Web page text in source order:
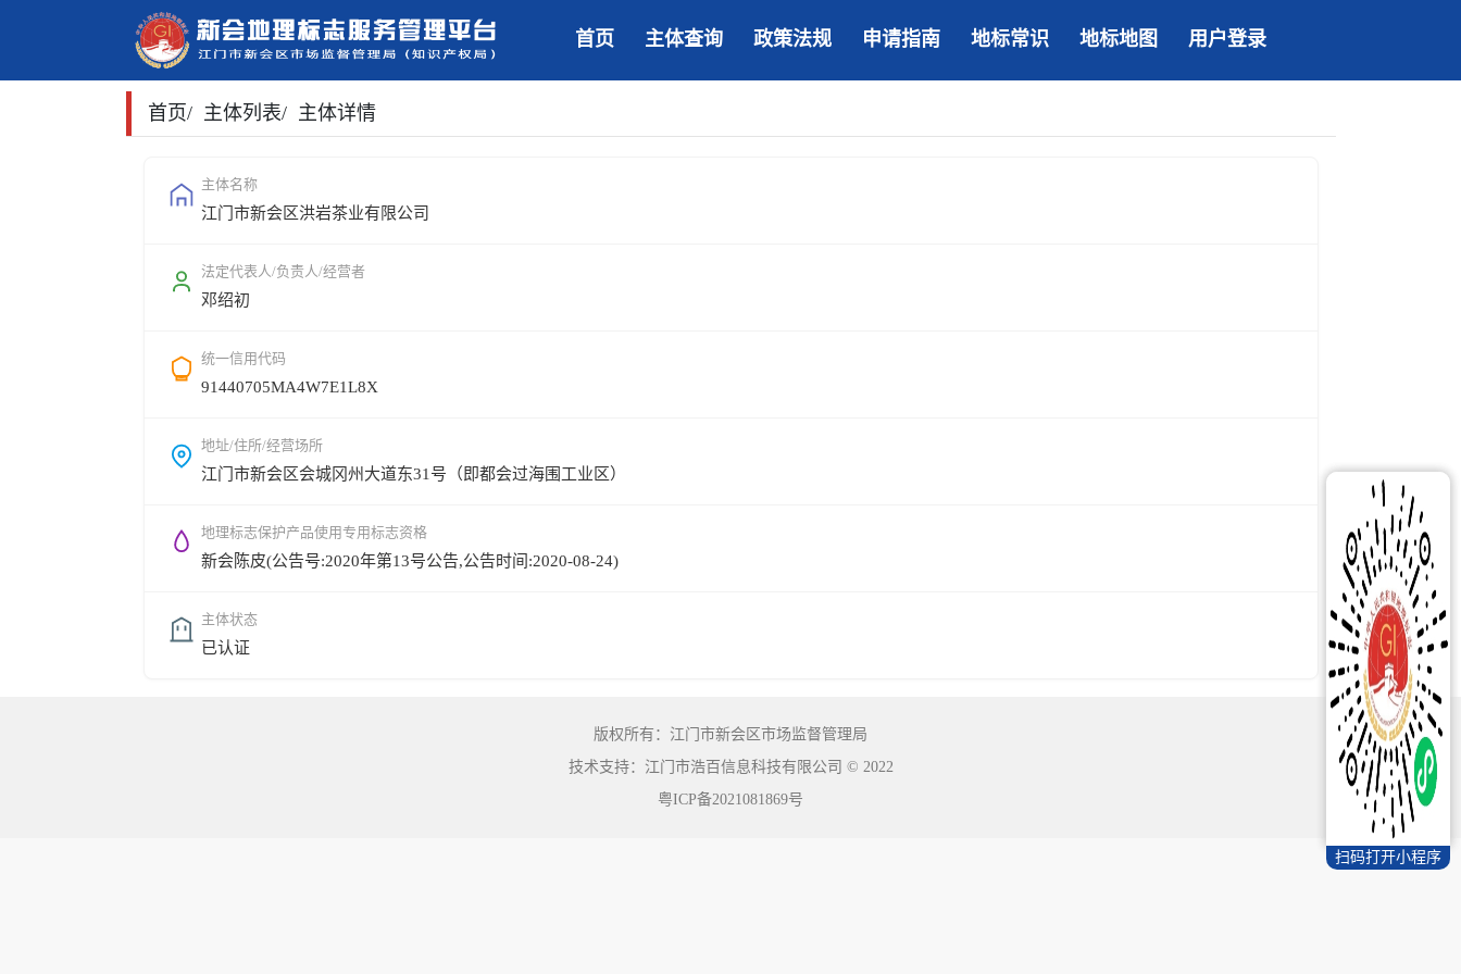
首页 主体查询 政策法规 申请指南 地标常识 地标地图 用户登录
首页/ 主体列表/ 主体详情
主体名称
江门市新会区洪岩茶业有限公司
法定代表人/负责人/经营者
邓绍初
统一信用代码
91440705MA4W7E1L8X
地址/住所/经营场所
江门市新会区会城冈州大道东31号（即都会过海围工业区）
地理标志保护产品使用专用标志资格
新会陈皮(公告号:2020年第13号公告,公告时间:2020-08-24)
主体状态
已认证
扫码打开小程序
版权所有：江门市新会区市场监督管理局
技术支持：江门市浩百信息科技有限公司 © 2022
粤ICP备2021081869号